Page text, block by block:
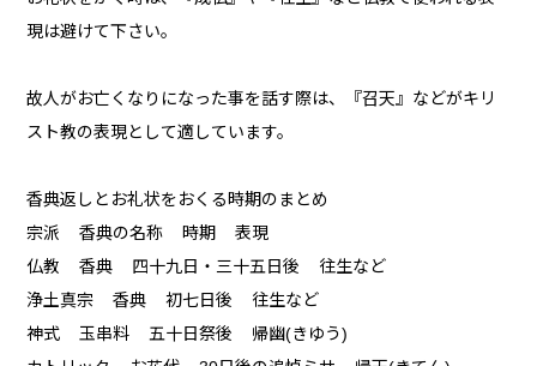
現は避けて下さい。
故人がお亡くなりになった事を話す際は、『召天』などがキリ
スト教の表現として適しています。
香典返しとお礼状をおくる時期のまとめ
宗派 香典の名称 時期 表現
仏教 香典 四十九日・三十五日後 往生など
浄土真宗 香典 初七日後 往生など
神式 玉串料 五十日祭後 帰幽(きゆう)